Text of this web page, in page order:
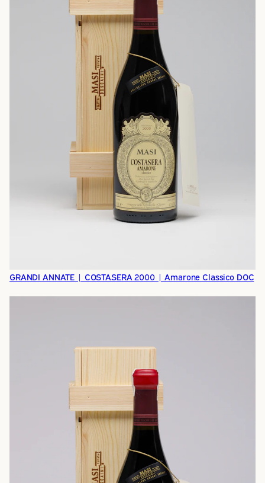
GRANDI ANNATE | COSTASERA 2000 | Amarone Classico DOC